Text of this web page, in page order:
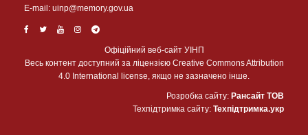
Е-mail: uinp@memory.gov.ua
Офіційний веб-сайт УІНП
Весь контент доступний за ліцензією Creative Commons Attribution
4.0 International license, якщо не зазначено інше.
Розробка сайту: Рансайт ТОВ
Техпідтримка сайту: Техпідтримка.укр